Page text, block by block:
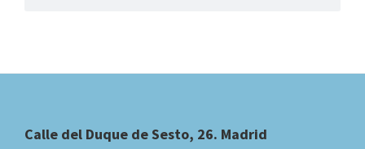
Footer
Calle del Duque de Sesto, 26. Madrid